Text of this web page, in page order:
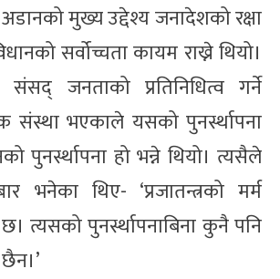
मुख्य उद्देश्य जनादेशको रक्षा
सर्वोच्चता कायम राख्ने थियो।
जनताको प्रतिनिधित्व गर्ने
संस्था भएकाले यसको पुनर्स्थापना
पुनर्स्थापना हो भन्ने थियो। त्यसैले
भनेका थिए- ‘प्रजातन्त्रको मर्म
त्यसको पुनर्स्थापनाबिना कुनै पनि